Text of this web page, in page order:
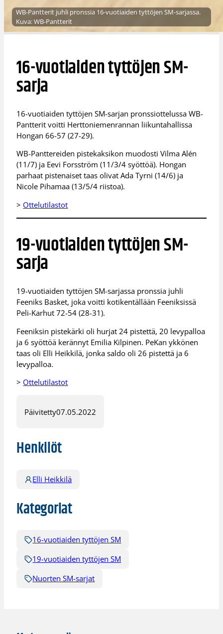
WB-Pantterit juhli pronssia 16-vuotiaiden tyttöjen SM-sarjassa.
Kuva: WB-Pantterit
16-vuotiaiden tyttöjen SM-
sarja
16-vuotiaiden tyttöjen SM-sarjan pronssiottelussa WB-
Pantterit voitti Herttoniemenrannan liikuntahallissa
Hongan 66-57 (27-29).
WB-Panttereiden pistekaksikon muodosti Vilma Alén
(11/7) ja Eevi Forsström (11/3/4 syöttöä). Hongan
parhaat pistenaiset taas olivat Ada Tyrni (14/6) ja
Nicole Pihamaa (13/5/4 riistoa).
> Ottelutilastot
19-vuotiaiden tyttöjen SM-
sarja
19-vuotiaiden tyttöjen SM-sarjassa pronssia juhli
Feeniks Basket, joka voitti kotikentällään Feeniksissä
Peli-Karhut 72-54 (28-31).
Feeniksin pistekärki oli hurjat 24 pistettä, 20 levypalloa
ja 6 syöttöä kerännyt Emilia Kilpinen. PeKan ykkönen
taas oli Elli Heikkilä, jonka saldo oli 26 pistettä ja 6
levypalloa.
> Ottelutilastot
Päivitetty07.05.2022
Henkilöt
Elli Heikkilä
Kategoriat
16-vuotiaiden tyttöjen SM
19-vuotiaiden tyttöjen SM
Nuorten SM-sarjat